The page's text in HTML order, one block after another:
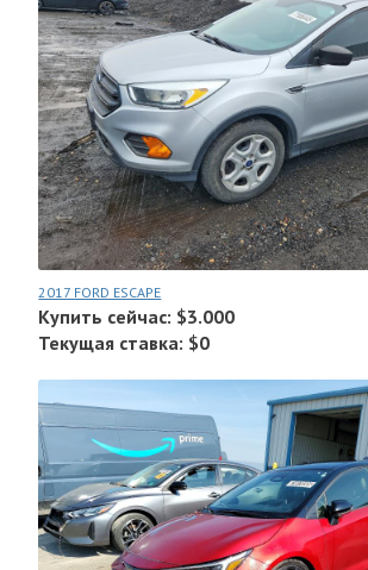
2017 FORD ESCAPE
Купить сейчас: $3.000
Текущая ставка: $0